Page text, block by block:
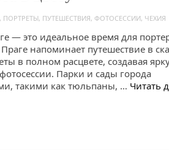
ПОРТРЕТЫ, ПУТЕШЕСТВИЯ, ФОТОСЕССИИ, ЧЕХИЯ
— это идеальное время для
напоминает путешествие в
в полном расцвете, создавая
Парки и сады города
такими как тюльпаны, … Читать